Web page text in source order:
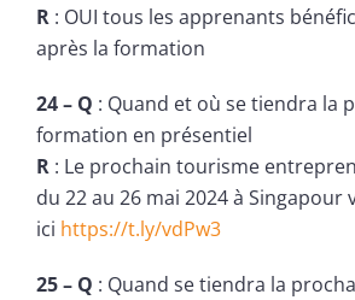
R : OUI tous les apprenants
après la formation
24 – Q : Quand et où se tiendra la
formation en présentiel
R : Le prochain tourisme
du 22 au 26 mai 2024 à Singapour
ici https://t.ly/vdPw3
25 – Q : Quand se tiendra la